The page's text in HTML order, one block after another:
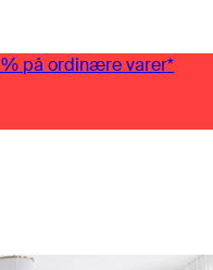
på ordinære varer*